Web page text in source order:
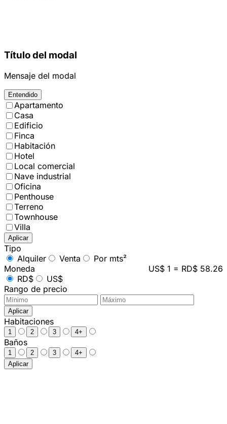
Título del modal
Mensaje del modal
Entendido
Apartamento
Casa
Edificio
Finca
Habitación
Hotel
Local comercial
Nave industrial
Oficina
Penthouse
Terreno
Townhouse
Villa
Aplicar
Tipo
Alquiler
Venta
Por mts²
Moneda
US$ 1 = RD$ 58.26
RD$
US$
Rango de precio
Aplicar
Habitaciones
1 2 3 4+
Baños
1 2 3
4+
Aplicar